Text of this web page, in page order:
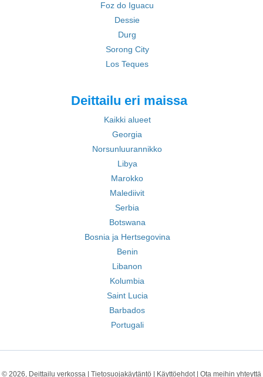
Foz do Iguacu
Dessie
Durg
Sorong City
Los Teques
Deittailu eri maissa
Kaikki alueet
Georgia
Norsunluurannikko
Libya
Marokko
Malediivit
Serbia
Botswana
Bosnia ja Hertsegovina
Benin
Libanon
Kolumbia
Saint Lucia
Barbados
Portugali
© 2026, Deittailu verkossa | Tietosuojakäytäntö Käyttöehdot| Ota meihin yhteyttä